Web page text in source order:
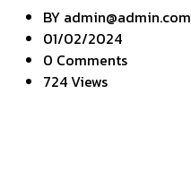
BY admin@admin.com
01/02/2024
0 Comments
724 Views